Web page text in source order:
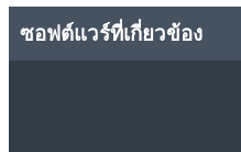
ซอฟต์แวร์ที่เกี่ยวข้อง